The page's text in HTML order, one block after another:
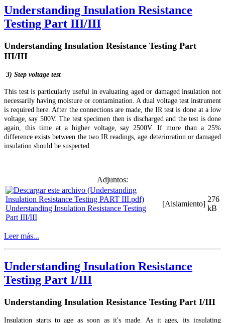
Understanding Insulation Resistance
Testing Part III/III
Understanding Insulation Resistance Testing Part
III/III
3) Step voltage test
This test is particularly useful in evaluating aged or damaged insulation not
necessarily having moisture or contamination. A dual voltage test instrument
is required here. After the connections are made, the IR test is done at a low
voltage, say 500V. The test specimen then is discharged and the test is done
again, this time at a higher voltage, say 2500V. If more than a 25%
difference exists between the two IR readings, age deterioration or damaged
insulation should be suspected.
Adjuntos:
Understanding Insulation Resistance Testing
Part III/III
[Aislamiento]
276
kB
Leer más...
Understanding Insulation Resistance
Testing Part I/III
Understanding Insulation Resistance Testing Part I/III
Insulation starts to age as soon as it's made. As it ages, its insulating